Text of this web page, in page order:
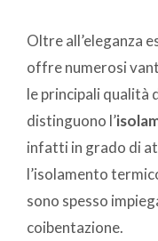
Oltre all’eleganza
offre numerosi
le principali qualità
distinguono l’
infatti in grado di
l’isolamento
sono spesso
coibentazione.